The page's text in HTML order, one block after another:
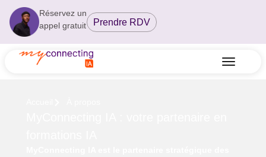
Réservez un
appel gratuit
Prendre RDV